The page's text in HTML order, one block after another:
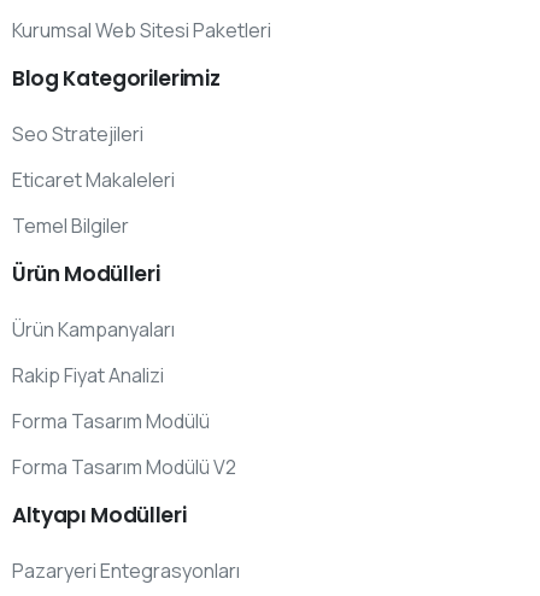
Kurumsal Web Sitesi Paketleri
Blog Kategorilerimiz
Seo Stratejileri
Eticaret Makaleleri
Temel Bilgiler
Ürün Modülleri
Ürün Kampanyaları
Rakip Fiyat Analizi
Forma Tasarım Modülü
Forma Tasarım Modülü V2
Altyapı Modülleri
Pazaryeri Entegrasyonları